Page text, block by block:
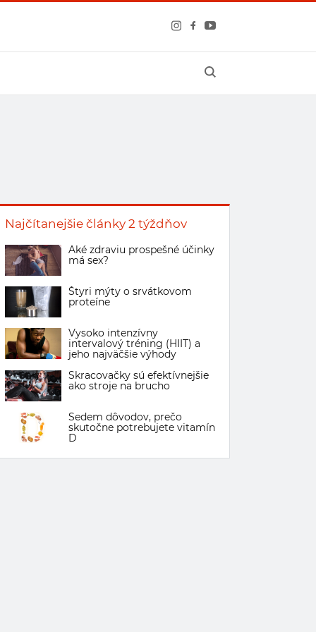
Najčítanejšie články 2 týždňov
Aké zdraviu prospešné účinky
má sex?
Štyri mýty o srvátkovom
proteíne
Vysoko intenzívny
intervalový tréning (HIIT) a
jeho najväčšie výhody
Skracovačky sú efektívnejšie
ako stroje na brucho
Sedem dôvodov, prečo
skutočne potrebujete vitamín
D